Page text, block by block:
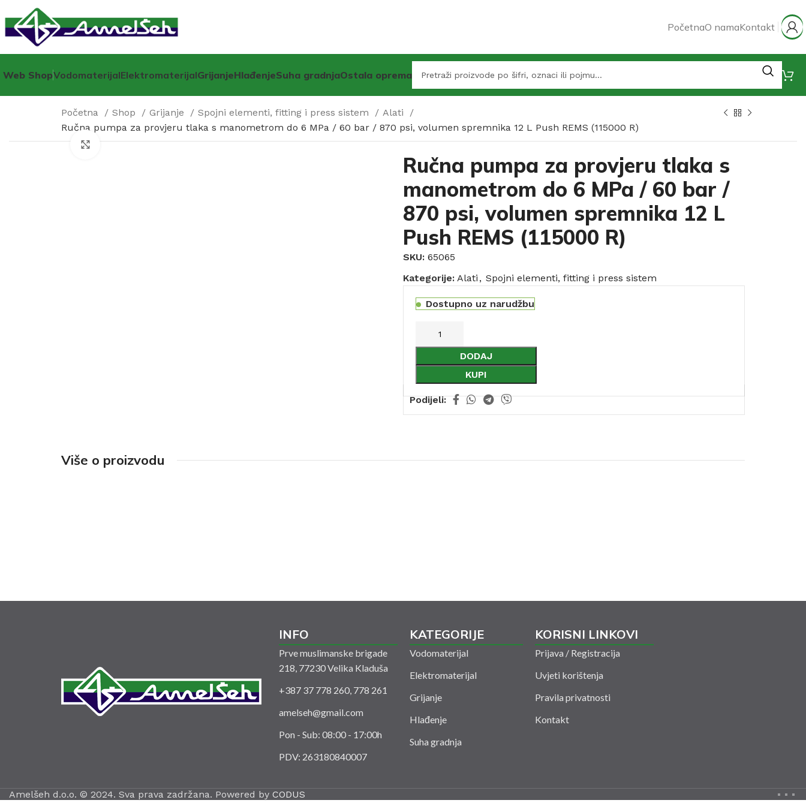
PočetnaO namaKontakt
Web ShopVodomaterijalElektromaterijalGrijanjeHlađenjeSuha gradnjaOstala oprema
Početna Shop Grijanje Spojni elementi, fitting i press sistem
Alati
Ručna pumpa za provjeru tlaka s manometrom do 6 MPa / 60 bar / 870 psi, volumen spremnika 12 L Push REMS (115000 R)
Click to enlarge
Ručna pumpa za provjeru tlaka s
manometrom do 6 MPa / 60 bar /
870 psi, volumen spremnika 12 L
Push REMS (115000 R)
SKU: 65065
Kategorije: Alati , Spojni elementi, fitting i press sistem
Dostupno uz narudžbu
DODAJ
KUPI
Podijeli:
Više o proizvodu
INFO
Prve muslimanske brigade
218, 77230 Velika Kladuša
+387 37 778 260, 778 261
amelseh@gmail.com
Pon - Sub: 08:00 - 17:00h
PDV: 263180840007
KATEGORIJE
Vodomaterijal
Elektromaterijal
Grijanje
Hlađenje
Suha gradnja
KORISNI LINKOVI
Prijava / Registracija
Uvjeti korištenja
Pravila privatnosti
Kontakt
Amelšeh d.o.o. © 2024. Sva prava zadržana. Powered by CODUS